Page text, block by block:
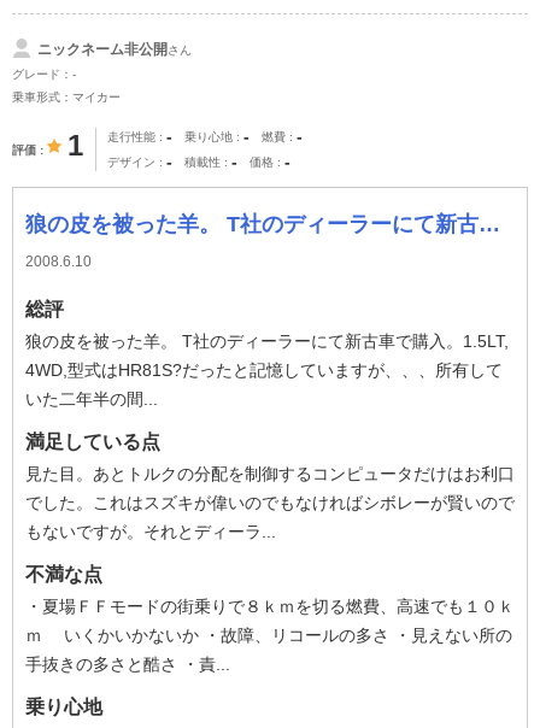
ニックネーム非公開さん
グレード：-
乗車形式：マイカー
評価 1 走行性能 - 乗り心地 - 燃費 -
デザイン - 積載性 - 価格 -
狼の皮を被った羊。 T社のディーラーにて新古車で購入。1.5LT,4WD,型式はHR81S?だったと記憶していますが、、、所有していた二年半の間に命に
2008.6.10
総評
狼の皮を被った羊。 T社のディーラーにて新古車で購入。1.5LT,
4WD,型式はHR81S?だったと記憶していますが、、、所有して
いた二年半の間...
満足している点
見た目。あとトルクの分配を制御するコンピュータだけはお利口
でした。これはスズキが偉いのでもなければシボレーが賢いので
もないですが。それとディーラ...
不満な点
・夏場ＦＦモードの街乗りで８ｋｍを切る燃費、高速でも１０ｋ
ｍ いくかいかないか ・故障、リコールの多さ ・見えない所の
手抜きの多さと酷さ ・責...
乗り心地